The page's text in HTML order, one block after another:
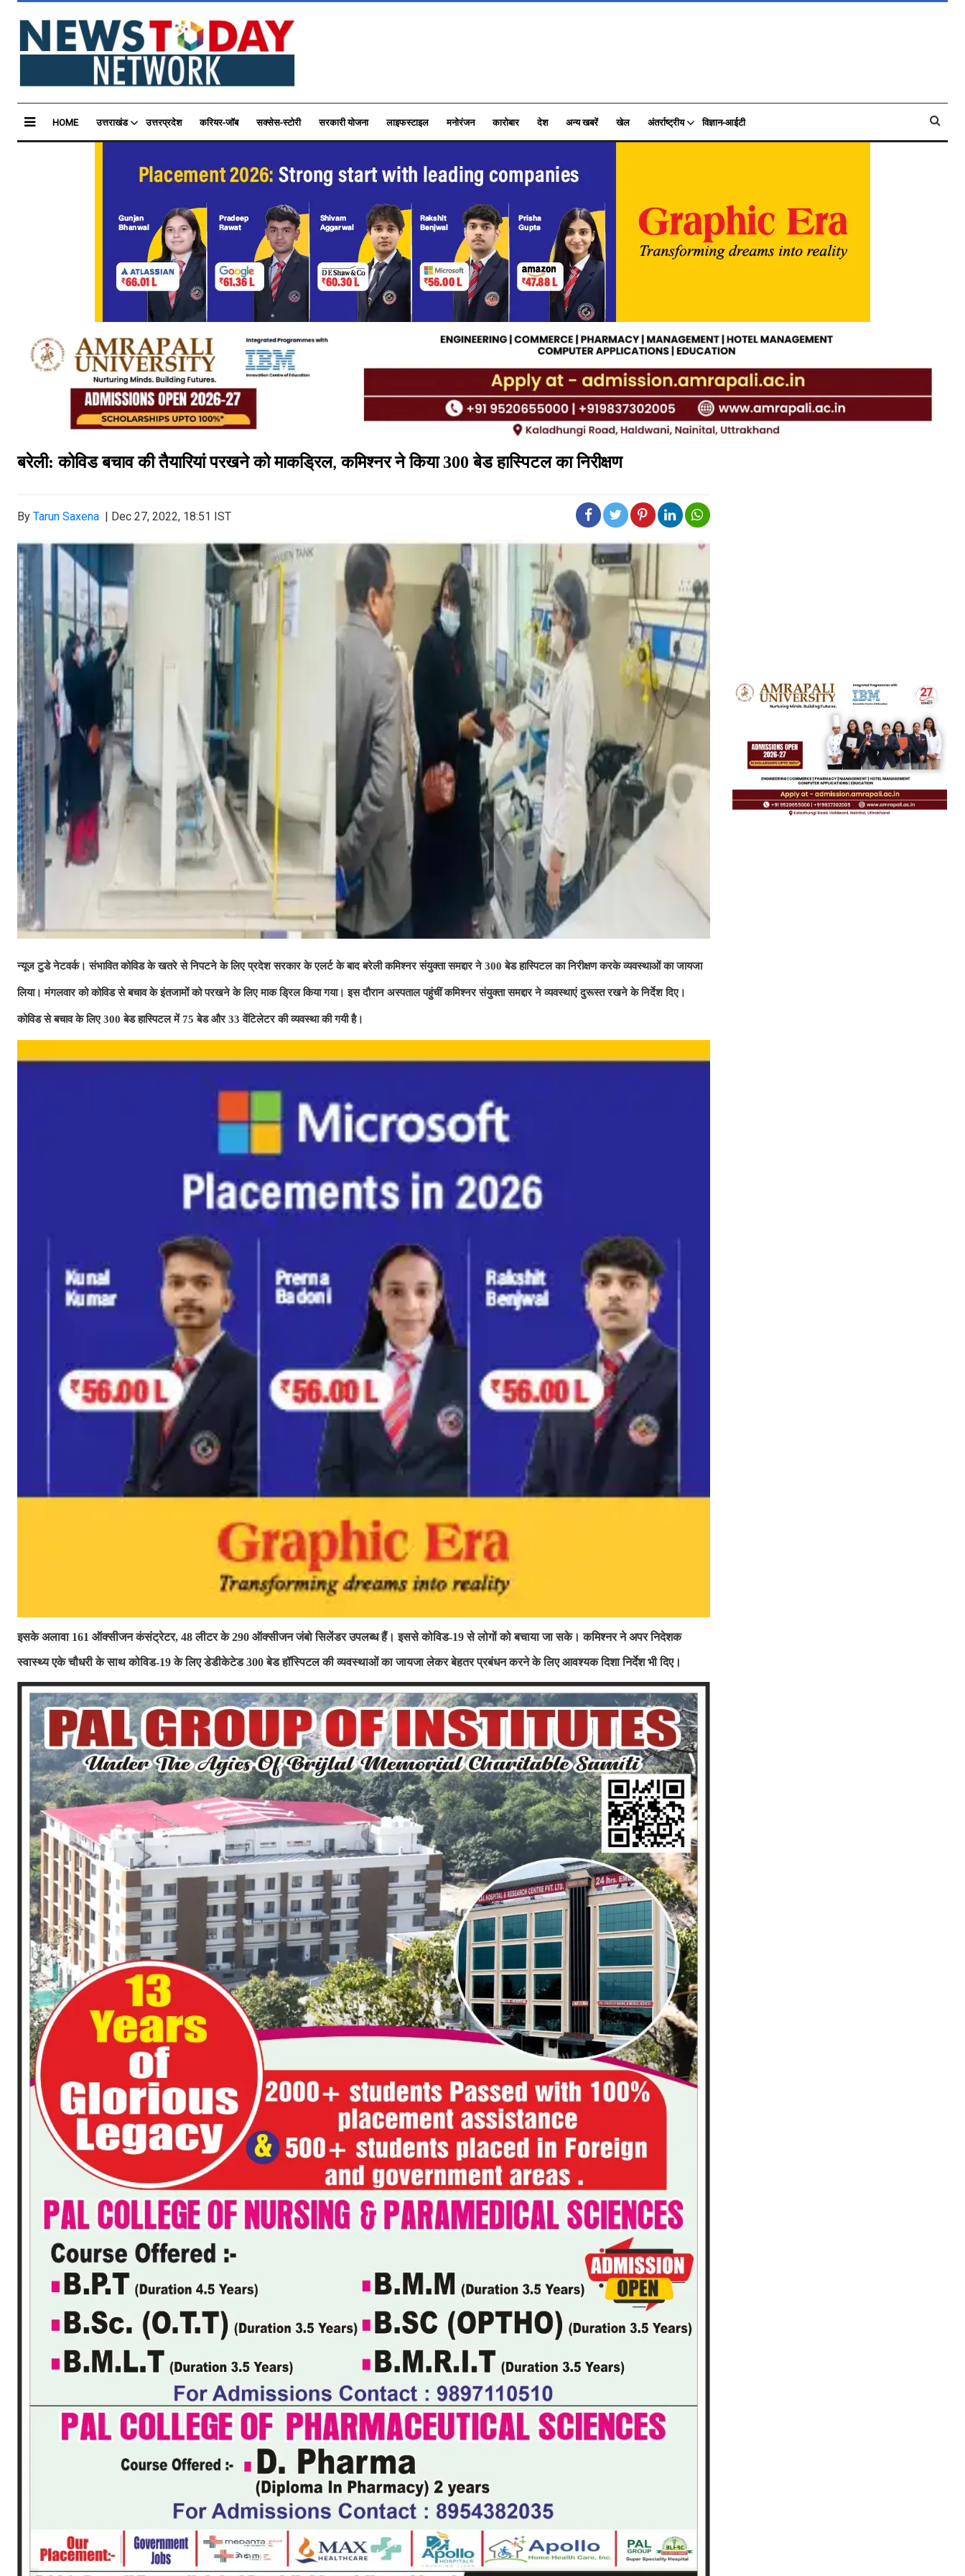
HOME उत्तराखंड उत्तरप्रदेश करियर-जॉब सक्सेस-स्टोरी सरकारी योजना लाइफस्टाइल मनोरंजन कारोबार देश अन्य खबरें खेल अंतर्राष्ट्रीय विज्ञान-आईटी
बरेली: कोविड बचाव की तैयारियां परखने को माकड्रिल, कमिश्‍नर ने किया 300 बेड हास्पिटल का निरीक्षण
By Tarun Saxena | Dec 27, 2022, 18:51 IST
न्‍यूज टुडे नेटवर्क। संभावित कोविड के खतरे से निपटने के लिए प्रदेश सरकार के एलर्ट के बाद बरेली कमिश्‍नर संयुक्‍ता समद्दार ने 300 बेड हास्पिटल का निरीक्षण करके व्‍यवस्‍थाओं का जायजा
लिया। मंगलवार को कोविड से बचाव के इंतजामों को परखने के लिए माक ड्रिल किया गया। इस दौरान अस्‍पताल पहुंचीं कमिश्‍नर संयुक्‍ता समद्दार ने व्‍यवस्‍थाएं दुरूस्‍त रखने के निर्देश दिए।
कोविड से बचाव के लिए 300 बेड हास्पिटल में 75 बेड और 33 वेंटिलेटर की व्‍यवस्‍था की गयी है।
इसके अलावा 161 ऑक्सीजन कंसंट्रेटर, 48लीटर के290 ऑक्सीजन जंबो सिलेंडर उपलब्ध हैं। इससे कोविड-19से लोगों को बचाया जा सके। कमिश्नर ने अपर निदेशक
स्वास्थ्य एके चौधरी के साथ कोविड-19के लिए डेडीकेटेड300बेड हॉस्पिटल की व्यवस्थाओं का जायजा लेकर बेहतर प्रबंधन करने के लिए आवश्यक दिशा निर्देश भी दिए।